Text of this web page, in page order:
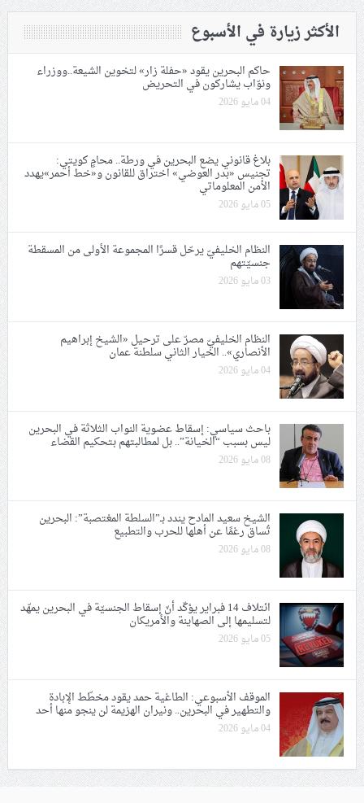
الأكثر زيارة في الأسبوع
حاكم البحرين يقود «حفلة زار» لتخوين الشيعة..ووزراء
ونوّاب يشاركون في التحريض
04 مايو 2026
بلاغ قانوني يضع البحرين في ورطة.. محامٍ كويتي:
تجنيس «بدر العوضي» اختراق للقانون و«خط أحمر»يهدد
الأمن المعلوماتي
05 مايو 2026
النظام الخليفيّ يرحّل قسرًا المجموعة الأولى من المسقطة
جنسيّتهم
03 مايو 2026
النظام الخليفيّ مصرّ على ترحيل «الشيخ إبراهيم
الأنصاري».. الخيار الثاني سلطنة عمان
04 مايو 2026
باحث سياسي: إسقاط عضوية النواب الثلاثة في البحرين
ليس بسبب “الخيانة”.. بل لمطالبتهم بتحكيم القضاء
08 مايو 2026
الشيخ سعيد المادح يندد بـ”السلطة المغتصبة”: البحرين
تُساق رغمًا عن أهلها للحرب والتطبيع
08 مايو 2026
ائتلاف 14 فبراير يؤكّد أنّ إسقاط الجنسيّة في البحرين يمهّد
لتسليمها إلى الصهاينة والأمريكان
05 مايو 2026
الموقف الأسبوعي: الطاغية حمد يقود مخطّط الإبادة
والتطهير في البحرين.. ونيران الهزيمة لن ينجو منها أحد
04 مايو 2026